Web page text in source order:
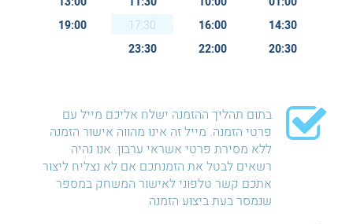
14:30
16:00
17:30
19:00
20:30
22:00
23:30
בתום תהליך ההזמנה ישלח אליכם מייל עם
פרטי הזמנה. מייל זה אינו מהווה אישור הזמנה
ללא מסירת פרטי אשראי ערבון. אנו נהיה
רשאים לבטל את הזמנתכם אם לא נצליח ליצור
אתכם קשר טלפוני לאישור המשחק במספר
שנמסר בעת ביצוע הזמנה